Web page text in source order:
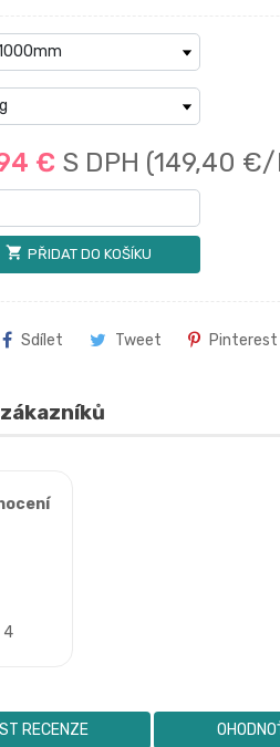
€ S DPH (149,40 €/
shopping_cart PŘIDAT DO KOŠÍKU
Sdílet Tweet Pinterest
4
RECENZE